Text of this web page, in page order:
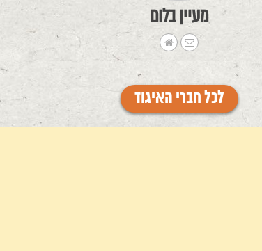
מעיין בלום
לכל חברי האיגוד